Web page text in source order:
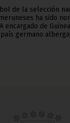
de la selección
ha sido
encargado de
germano